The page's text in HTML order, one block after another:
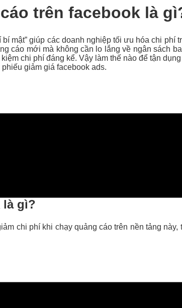
trên facebook là
mật” giúp các doanh nghiệp tối ưu hóa chi
cáo mới mà không cần lo lắng về ngân sách
chi phí đáng kể. Vậy làm thế nào để tận
giảm giá facebook ads.
là gì?
chi phí khi chạy quảng cáo trên nền tảng
nhà quảng cáo mới hoặc các chiến dịch thử